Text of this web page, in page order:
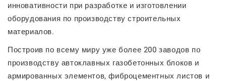
инновативности при разработке и изготовлении
оборудования по производству строительных
материалов.
Построив по всему миру уже более 200 заводов по
производству автоклавных газобетонных блоков и
армированных элементов, фиброцементных листов и